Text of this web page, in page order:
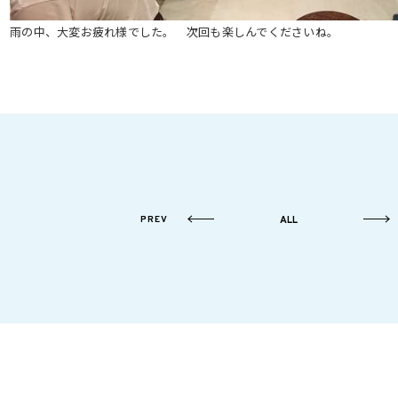
雨の中、大変お疲れ様でした。 次回も楽しんでくださいね。
PREV ALL